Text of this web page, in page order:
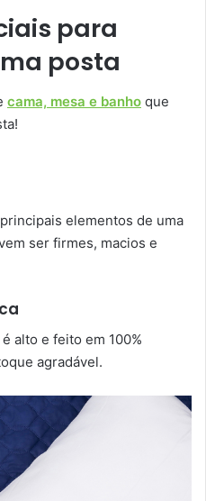
para
posta
cama, mesa e banho que
elementos de uma
ser firmes, macios e
é alto e feito em 100%
agradável.